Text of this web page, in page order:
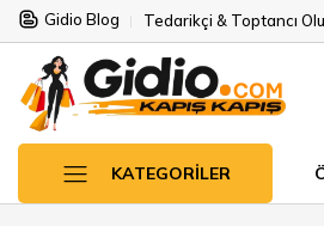
Gidio Blog Tedarikçi & Toptancı
KATEGORILER